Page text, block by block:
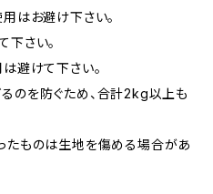
はお避け下さい。
下さい。
避けて下さい。
のを防ぐため、合計2kg以上も
たものは生地を傷める場合があ